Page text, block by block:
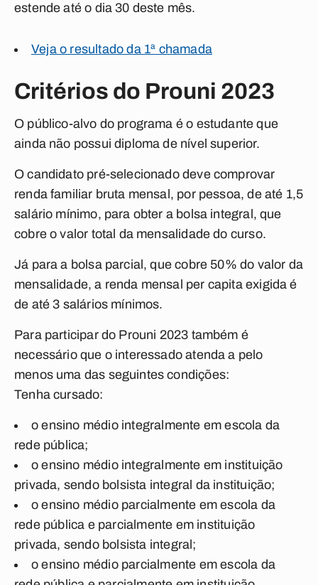
estende até o dia 30 deste mês.
Veja o resultado da 1ª chamada
Critérios do Prouni 2023
O público-alvo do programa é o estudante que
ainda não possui diploma de nível superior.
O candidato pré-selecionado deve comprovar
renda familiar bruta mensal, por pessoa, de até 1,5
salário mínimo, para obter a bolsa integral, que
cobre o valor total da mensalidade do curso.
Já para a bolsa parcial, que cobre 50% do valor da
mensalidade, a renda mensal per capita exigida é
de até 3 salários mínimos.
Para participar do Prouni 2023 também é
necessário que o interessado atenda a pelo
menos uma das seguintes condições:
Tenha cursado:
o ensino médio integralmente em escola da
rede pública;
o ensino médio integralmente em instituição
privada, sendo bolsista integral da instituição;
o ensino médio parcialmente em escola da
rede pública e parcialmente em instituição
privada, sendo bolsista integral;
o ensino médio parcialmente em escola da